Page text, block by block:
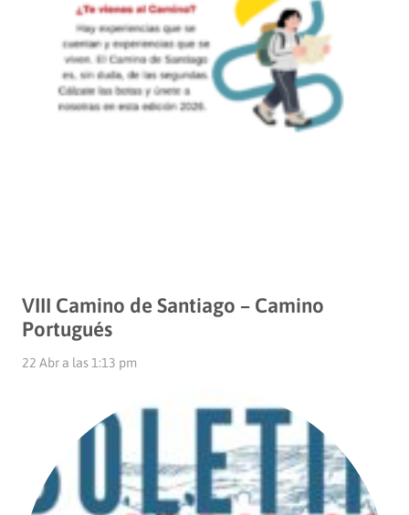
VIII Camino de Santiago – Camino
Portugués
22 Abr a las 1:13 pm